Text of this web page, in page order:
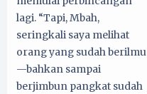
lagi. “Tapi, Mbah,
seringkali saya melihat
orang yang sudah berilmu
—bahkan sampai
berjimbun pangkat sudah